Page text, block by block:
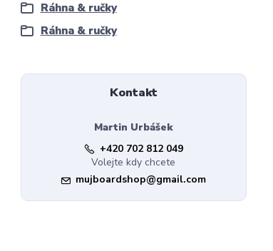
Ráhna & ručky
Ráhna & ručky
Kontakt
Martin Urbášek
+420 702 812 049
Volejte kdy chcete
mujboardshop@gmail.com